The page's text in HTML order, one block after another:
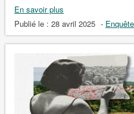
En savoir plus
Publié le : 28 avril 2025 -